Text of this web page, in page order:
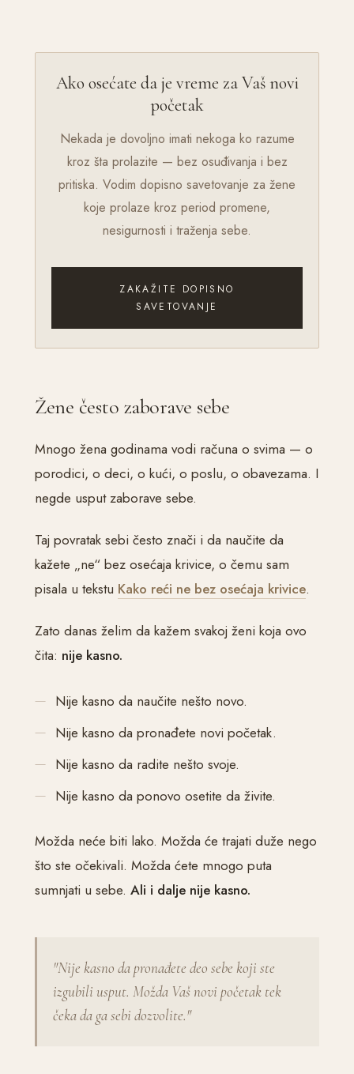
Ako osećate da je vreme za Vaš novi
početak
Nekada je dovoljno imati nekoga ko razume
kroz šta prolazite — bez osuđivanja i bez
pritiska. Vodim dopisno savetovanje za žene
koje prolaze kroz period promene,
nesigurnosti i traženja sebe.
ZAKAŽITE DOPISNO
SAVETOVANJE
Žene često zaborave sebe
Mnogo žena godinama vodi računa o svima — o
porodici, o deci, o kući, o poslu, o obavezama. I
negde usput zaborave sebe.
Taj povratak sebi često znači i da naučite da
kažete „ne“ bez osećaja krivice, o čemu sam
pisala u tekstu Kako reći ne bez osećaja krivice.
Zato danas želim da kažem svakoj ženi koja ovo
čita: nije kasno.
Nije kasno da naučite nešto novo.
Nije kasno da pronađete novi početak.
Nije kasno da radite nešto svoje.
Nije kasno da ponovo osetite da živite.
Možda neće biti lako. Možda će trajati duže nego
što ste očekivali. Možda ćete mnogo puta
sumnjati u sebe. Ali i dalje nije kasno.
"Nije kasno da pronađete deo sebe koji ste
izgubili usput. Možda Vaš novi početak tek
čeka da ga sebi dozvolite."